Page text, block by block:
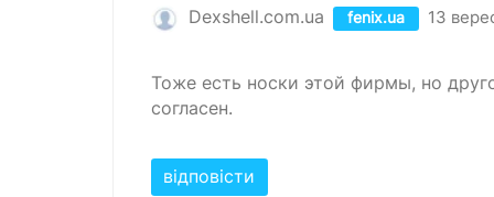
Dexshell.com.ua fenix.ua 13
Тоже есть носки этой фирмы, но
согласен.
відповісти